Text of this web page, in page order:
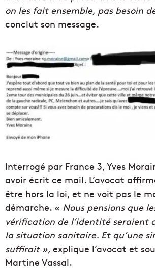
on les fait ensemble, pas besoin
conclut son message.
Interrogé par France 3, Yves
avoir écrit ce mail. L’avocat
être hors la loi, et ne voit pas le
démarche. « Nous pensions que
vérification de l’identité seraient
la situation sanitaire. Et qu’une
suffirait », explique l’avocat et
Martine Vassal.